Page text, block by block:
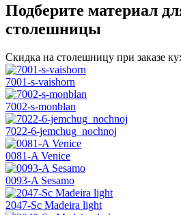
Подберите материал
столешницы
Скидка на столешницу при заказе
7001-s-vaishorn
7002-s-monblan
7022-6-jemchug_nochnoj
0081-A Venice
0093-A Sesamo
2047-Sc Madeira light